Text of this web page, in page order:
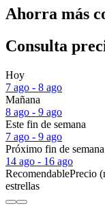
Ahorra más
Consulta
Hoy
7 ago - 8 ago
Mañana
8 ago - 9 ago
Este fin de semana
7 ago - 9 ago
Próximo fin de semana
14 ago - 16 ago
RecomendablePrecio
estrellas